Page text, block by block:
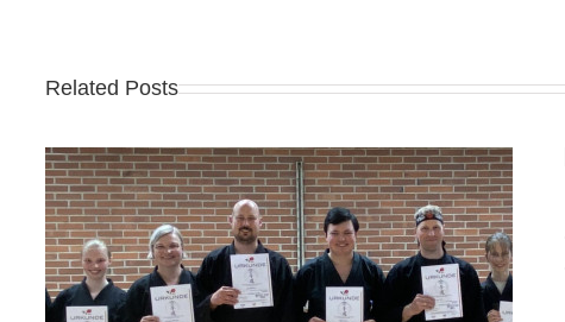
Related Posts